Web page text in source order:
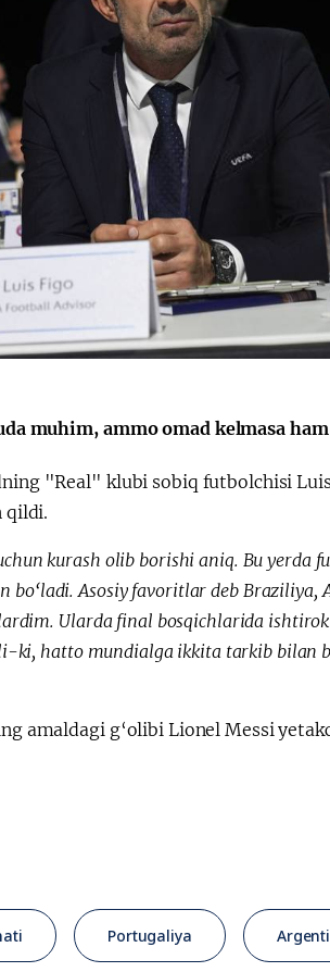
Видеоселекторные
совещания под
председательством
Президента
muhim, ammo omad kelmasa
"Real" klubi sobiq futbolchisi
qildi.
kurash olib borishi aniq. Bu yerda
bo‘ladi. Asosiy favoritlar deb Braziliya,
Ularda final bosqichlarida
ki, hatto mundialga ikkita tarkib bilan
amaldagi g‘olibi Lionel Messi
Portugaliya